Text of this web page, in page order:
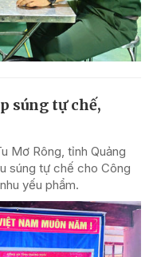
súng tự chế,
Mơ Rông, tỉnh Quảng
súng tự chế cho Công
yếu phẩm.